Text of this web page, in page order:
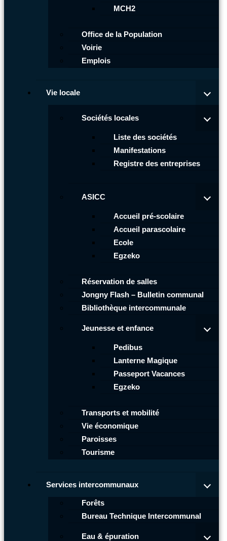
MCH2
Office de la Population
Voirie
Emplois
Vie locale
Sociétés locales
Liste des sociétés
Manifestations
Registre des entreprises
ASICC
Accueil pré-scolaire
Accueil parascolaire
Ecole
Egzeko
Réservation de salles
Jongny Flash – Bulletin communal
Bibliothèque intercommunale
Jeunesse et enfance
Pedibus
Lanterne Magique
Passeport Vacances
Egzeko
Transports et mobilité
Vie économique
Paroisses
Tourisme
Services intercommunaux
Forêts
Bureau Technique Intercommunal
Eau & épuration